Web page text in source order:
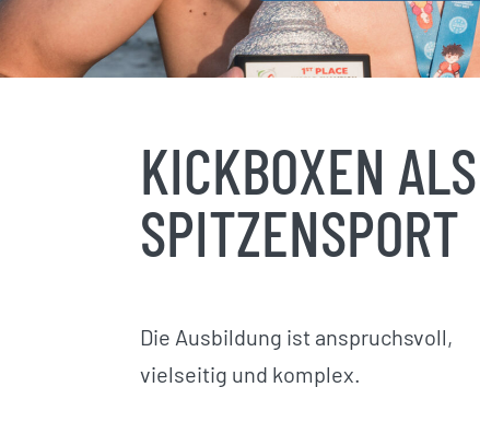
KICKBOXEN ALS
SPITZENSPORT
Die Ausbildung ist anspruchsvoll,
vielseitig und komplex.